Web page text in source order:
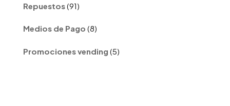
Repuestos 91
productos
Medios de Pago 88
productos
Promociones vending 5
productos